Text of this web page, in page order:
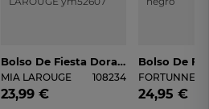
Bolso De Fiesta Dorado MIA LAROUGE Ym52607
MIA LAROUGE 108234
23,99 €
FORTUNNE
24,95 €